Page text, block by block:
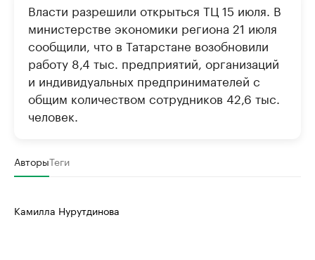
Власти разрешили открыться ТЦ 15 июля. В
министерстве экономики региона 21 июля
сообщили, что в Татарстане возобновили
работу 8,4 тыс. предприятий, организаций
и индивидуальных предпринимателей с
общим количеством сотрудников 42,6 тыс.
человек.
АвторыТеги
Камилла Нурутдинова